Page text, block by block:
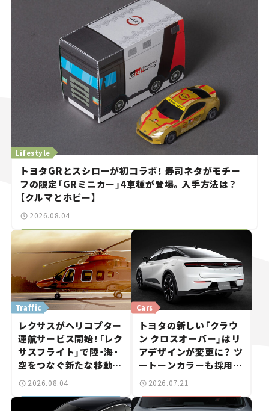
Lifestyle
トヨタGRとスシローが初コラボ！ 寿司ネタがモチー
フの限定「GRミニカー」4車種が登場。入手方法は？
【クルマとホビー】
2026.08.04
Traffic
レクサスがヘリコプター
運航サービス開始！「レク
サスフライト」で陸・海・
空をつなぐ新たな移動体
験とは
2026.08.04
Cars
トヨタの新しい「クラウ
ン クロスオーバー」はリ
アデザインが変更に？ ツ
ートーンカラーも採用し
9月中旬に発表予定【新車
ニュース】
2026.07.21